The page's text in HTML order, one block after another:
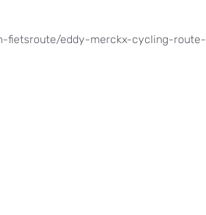
fietsroute/eddy-merckx-cycling-route-